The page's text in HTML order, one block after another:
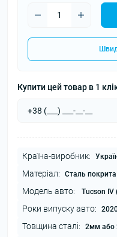
Купити цей товар в 1
Країна-виробник:
Матеріал: Сталь
Модель авто: Tucson IV
Роки випуску авто:
Товщина сталі: 2мм або